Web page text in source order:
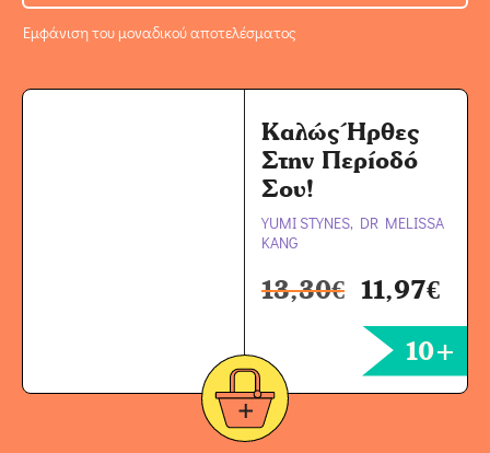
Εμφάνιση του μοναδικού αποτελέσματος
Καλώς Ήρθες
Στην Περίοδό
Σου!
YUMI STYNES, DR MELISSA
KANG
13,30€ 11,97€
10+